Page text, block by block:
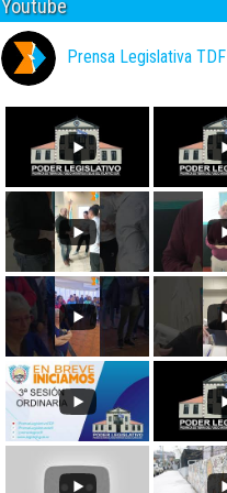
Youtube
Prensa Legislativa TDF